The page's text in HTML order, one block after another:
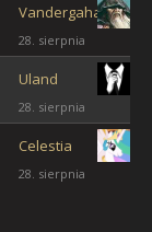
Vandergahast
28. sierpnia
Uland
28. sierpnia
Celestia
28. sierpnia